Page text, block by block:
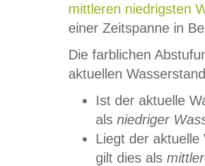
mittleren niedrigsten
einer Zeitspanne in
Die farblichen
aktuellen
Ist der aktuelle
als niedriger
Liegt der
gilt dies als